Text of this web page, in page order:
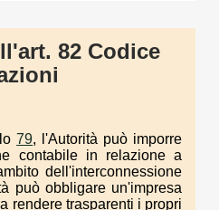
82 Codice
79, l'Autorità può imporre
contabile in relazione a
dell'interconnessione
può obbligare un'impresa
rendere trasparenti i propri